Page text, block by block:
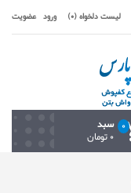
لیست دلخواه (0) ورود عضویت
سبد 0
0 تومان